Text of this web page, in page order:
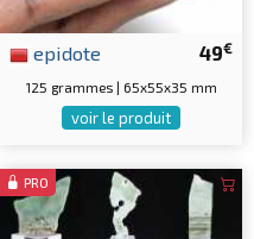
49€
epidote
125 grammes | 65x55x35 mm
voir le produit
PRO